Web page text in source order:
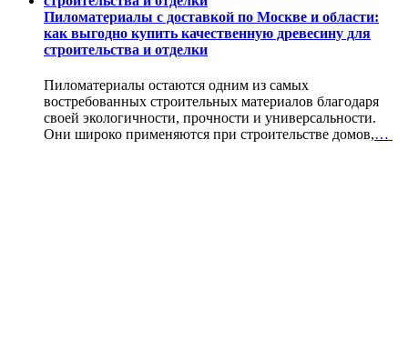
Пиломатериалы с доставкой по Москве и области:
как выгодно купить качественную древесину для
строительства и отделки
Пиломатериалы остаются одним из самых
востребованных строительных материалов благодаря
своей экологичности, прочности и универсальности.
Они широко применяются при строительстве домов,…